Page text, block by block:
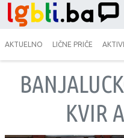
AKTUELNO LIČNE PRIČE
KVIR